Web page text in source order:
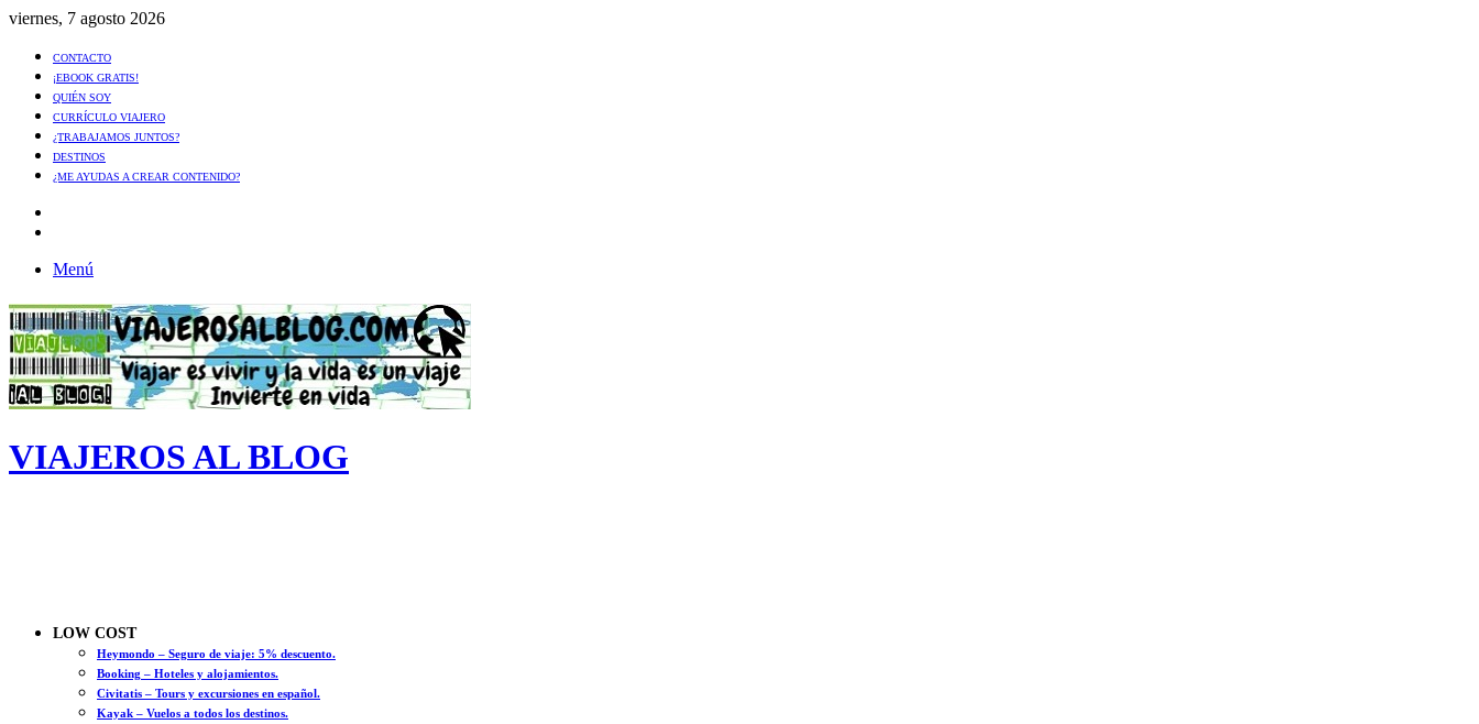
viernes, 7 agosto 2026
CONTACTO
¡EBOOK GRATIS!
QUIÉN SOY
CURRÍCULO VIAJERO
¿TRABAJAMOS JUNTOS?
DESTINOS
¿ME AYUDAS A CREAR CONTENIDO?
Menú
VIAJEROS AL BLOG
LOW COST
Heymondo – Seguro de viaje: 5% descuento.
Booking – Hoteles y alojamientos.
Civitatis – Tours y excursiones en español.
Kayak – Vuelos a todos los destinos.